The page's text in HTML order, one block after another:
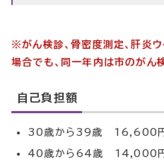
※がん検診、骨密度測定、肝炎
場合でも、同一年内は市のがん
自己負担額
30歳から39歳 16,600
40歳から64歳 14,000